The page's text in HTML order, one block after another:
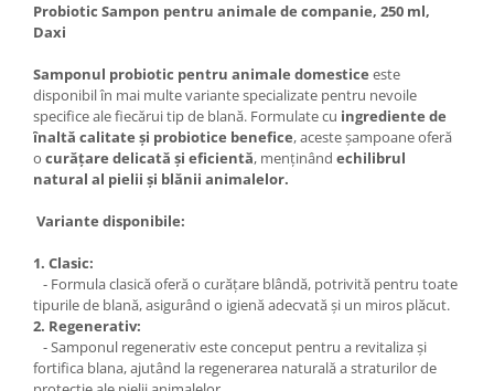
Eco logical
Produse lichide certificare Eco Cert
Detergenti BIO
Eco Confort
Fose Septice & Întreținere
Eco Confort
BioZone
Epur
Home&Deco
Note di Natura
Eco Friendly
Curatenie & Intretinere Exterior
Solutii curatare si intretinere
Probiotic Sampon pentru animale de companie, 250 ml,
Daxi
Samponul probiotic pentru animale domestice este
disponibil în mai multe variante specializate pentru nevoile
specifice ale fiecărui tip de blană. Formulate cu ingrediente de
înaltă calitate și probiotice benefice, aceste șampoane oferă
o curățare delicată și eficientă, menținând echilibrul
natural al pielii și blănii animalelor.
Variante disponibile:
1. Clasic:
- Formula clasică oferă o curățare blândă, potrivită pentru toate
tipurile de blană, asigurând o igienă adecvată și un miros plăcut.
2. Regenerativ:
- Samponul regenerativ este conceput pentru a revitaliza și
fortifica blana, ajutând la regenerarea naturală a straturilor de